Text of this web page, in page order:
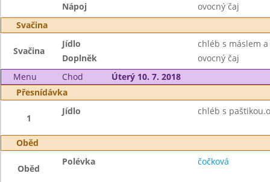
Nápoj
ovocný čaj
Svačina
Svačina
Jídlo
chléb s máslem
Doplněk
ovocný čaj
Menu
Chod
Úterý 10. 7. 2018
Přesnídávka
1
Jídlo chléb s
Oběd
Oběd
Polévka čočková